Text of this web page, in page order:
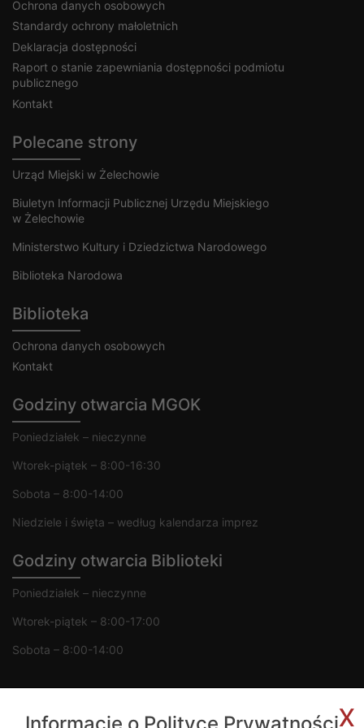
Ochrona danych osobowych
Standardy ochrony małoletnich
Deklaracja dostępności
Raport o stanie zapewniania dostępności podmiotu
publicznego
Kontakt
Polecane strony
Urząd Miejski w Żelechowie
Biuletyn Informacji Publicznej Urzędu Miejskiego
w Żelechowie
Ministerstwo Kultury i Dziedzictwa Narodowego
Biblioteka Narodowa
Biblioteka
Ochrona danych osobowych
Kontakt
Godziny otwarcia MGOK
Poniedziałek – nieczynne
Wtorek-piątek – 8:00-16:30
Sobota – 8:00-14:00
Niedziele i święta – według kalendarza imprez
Godziny otwarcia Biblioteki
Poniedziałek – nieczynne
Wtorek-piątek – 8:00-17:00
Sobota – 8:00-14:00
x